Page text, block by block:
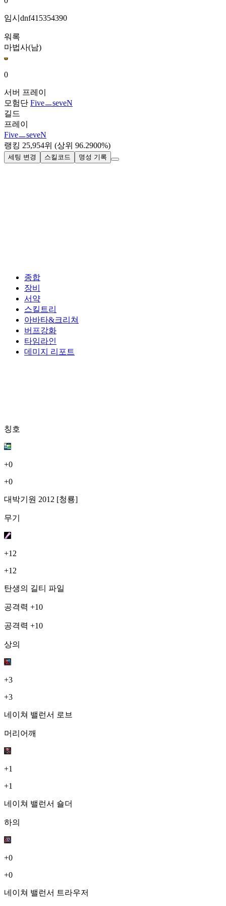
임시dnf415354390
워록
마법사(남)
0
서버 프레이
모험단 FiveㅡseveN
길드
프레이
FiveㅡseveN
랭킹 25,954위 (상위 96.2900%)
세팅 변경 스킬코드 명성 기록
종합
장비
서약
스킬트리
아바타&크리쳐
버프강화
타임라인
데미지 리포트
칭호
+0
+0
대박기원 2012 [청룡]
무기
+12
+12
탄생의 길티 파일
공격력 +10
공격력 +10
상의
+3
+3
네이쳐 밸런서 로브
머리어깨
+1
+1
네이쳐 밸런서 숄더
하의
+0
+0
네이쳐 밸런서 트라우저